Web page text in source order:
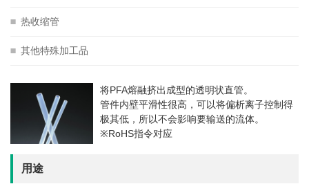
热收缩管
其他特殊加工品
将PFA熔融挤出成型的透明状直管。
管件内壁平滑性很高，可以将偏析离子控制得
极其低，所以不会影响要输送的流体。
※RoHS指令对应
用途